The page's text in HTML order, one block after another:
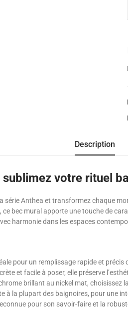
Description
votre rituel
série Anthea et transformez chaque
ce bec mural apporte une touche de
harmonie dans les espaces
pour un remplissage rapide et précis
et facile à poser, elle préserve
brillant au nickel mat, choisissez
à la plupart des baignoires, pour une
pour son savoir-faire et la